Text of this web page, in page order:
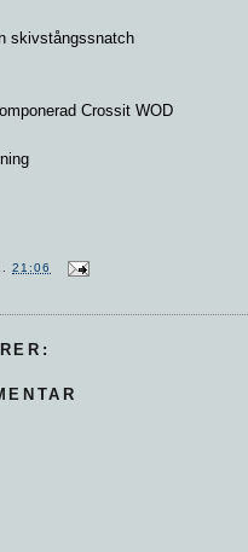
skivstångssnatch
Crossit WOD
21:06